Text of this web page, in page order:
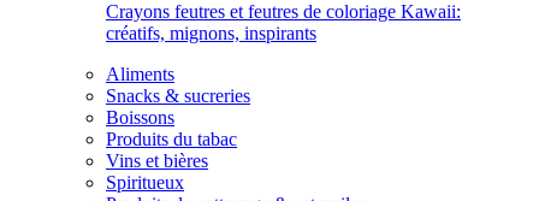
Crayons feutres et feutres de coloriage Kawaii:
créatifs, mignons, inspirants
Aliments
Snacks & sucreries
Boissons
Produits du tabac
Vins et bières
Spiritueux